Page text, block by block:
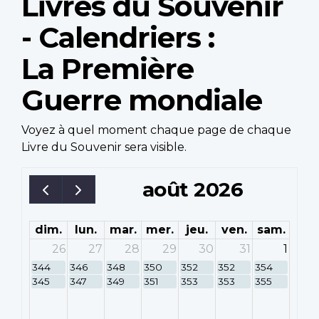
- Calendriers :
La Première
Guerre mondiale
Voyez à quel moment chaque page de chaque
Livre du Souvenir sera visible.
août 2026
dim. lun. mar. mer. jeu. ven.
sam.
26
27 28 29 30 31 1
344 346 348 350 352 352
354
345
347 349 351 353 353 355